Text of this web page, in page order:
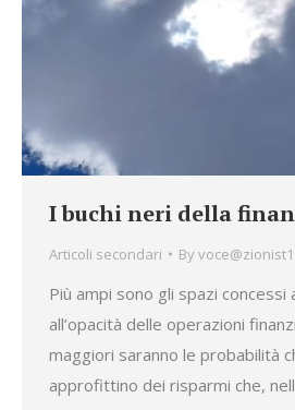
I buchi neri della
Articoli secondari Byvoce@zionist1
Più ampi sono gli spazi concessi
all’opacità delle operazioni
maggiori saranno le probabilità
approfittino dei risparmi che,